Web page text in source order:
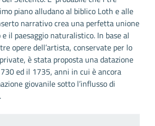
piano alludano al biblico Loth e alle
narrativo crea una perfetta unione
il paesaggio naturalistico. In base al
opere dell’artista, conservate per lo
è stata proposta una datazione
ed il 1735, anni in cui è ancora
giovanile sotto l’influsso di